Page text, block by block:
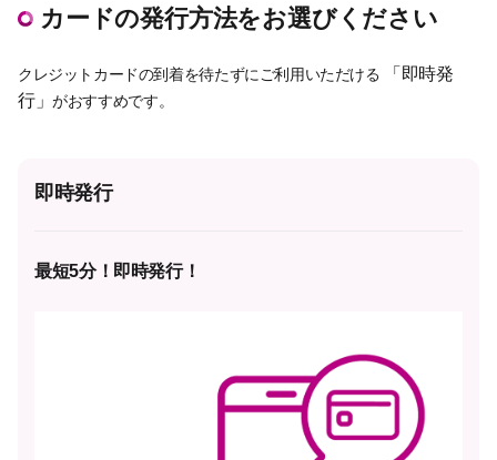
カードの発行方法をお選びください
クレジットカードの到着を待たずにご利用いただける
「即時発
行」がおすすめです。
即時発行
最短5分！即時発行！